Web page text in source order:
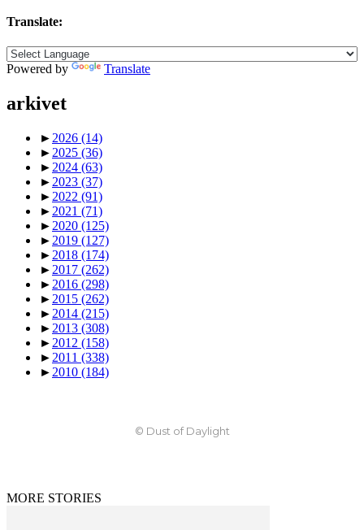
Translate:
Powered by Translate
arkivet
► 2026 (14)
► 2025 (36)
► 2024 (63)
► 2023 (37)
► 2022 (91)
► 2021 (71)
► 2020 (125)
► 2019 (127)
► 2018 (174)
► 2017 (262)
► 2016 (298)
► 2015 (262)
► 2014 (215)
► 2013 (308)
► 2012 (158)
► 2011 (338)
► 2010 (184)
© Dust of Daylight
MORE STORIES